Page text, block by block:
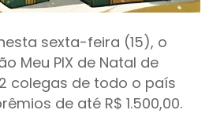
nesta sexta-feira (15), o
Meu PIX de Natal de
colegas de todo o país
de até R$ 1.500,00.